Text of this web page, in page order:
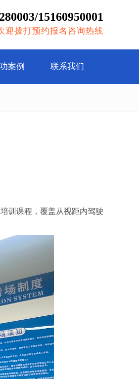
15160950001
迎拨打预约报名咨询热线
案例 联系我们
训课程，覆盖从视距内驾驶